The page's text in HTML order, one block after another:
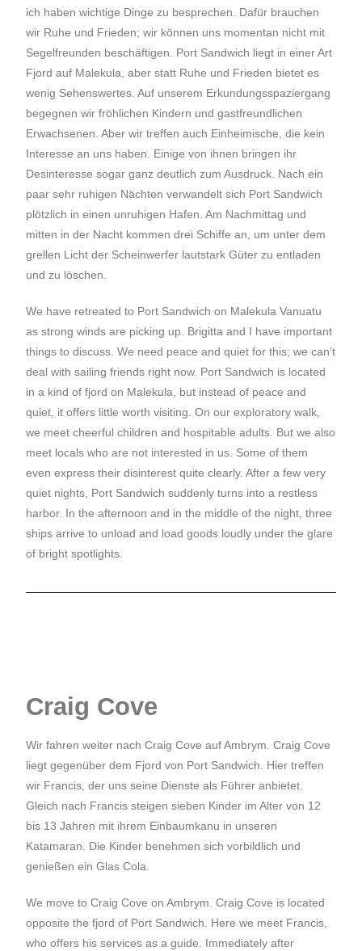
ich haben wichtige Dinge zu besprechen. Dafür brauchen
wir Ruhe und Frieden; wir können uns momentan nicht mit
Segelfreunden beschäftigen. Port Sandwich liegt in einer Art
Fjord auf Malekula, aber statt Ruhe und Frieden bietet es
wenig Sehenswertes. Auf unserem Erkundungsspaziergang
begegnen wir fröhlichen Kindern und gastfreundlichen
Erwachsenen. Aber wir treffen auch Einheimische, die kein
Interesse an uns haben. Einige von ihnen bringen ihr
Desinteresse sogar ganz deutlich zum Ausdruck. Nach ein
paar sehr ruhigen Nächten verwandelt sich Port Sandwich
plötzlich in einen unruhigen Hafen. Am Nachmittag und
mitten in der Nacht kommen drei Schiffe an, um unter dem
grellen Licht der Scheinwerfer lautstark Güter zu entladen
und zu löschen.
We have retreated to Port Sandwich on Malekula Vanuatu
as strong winds are picking up. Brigitta and I have important
things to discuss. We need peace and quiet for this; we can’t
deal with sailing friends right now. Port Sandwich is located
in a kind of fjord on Malekula, but instead of peace and
quiet, it offers little worth visiting. On our exploratory walk,
we meet cheerful children and hospitable adults. But we also
meet locals who are not interested in us. Some of them
even express their disinterest quite clearly. After a few very
quiet nights, Port Sandwich suddenly turns into a restless
harbor. In the afternoon and in the middle of the night, three
ships arrive to unload and load goods loudly under the glare
of bright spotlights.
Craig Cove
Wir fahren weiter nach Craig Cove auf Ambrym. Craig Cove
liegt gegenüber dem Fjord von Port Sandwich. Hier treffen
wir Francis, der uns seine Dienste als Führer anbietet.
Gleich nach Francis steigen sieben Kinder im Alter von 12
bis 13 Jahren mit ihrem Einbaumkanu in unseren
Katamaran. Die Kinder benehmen sich vorbildlich und
genießen ein Glas Cola.
We move to Craig Cove on Ambrym. Craig Cove is located
opposite the fjord of Port Sandwich. Here we meet Francis,
who offers his services as a guide. Immediately after